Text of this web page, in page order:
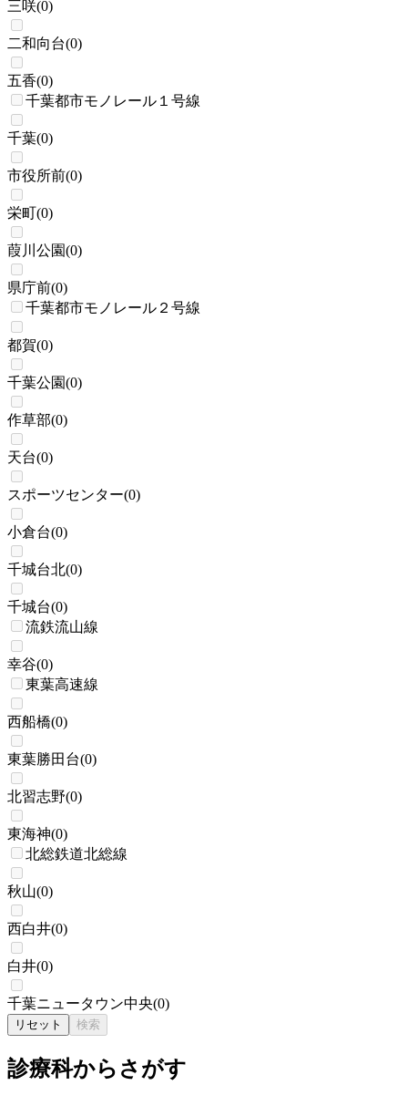
三咲(0)
二和向台(0)
五香(0)
千葉都市モノレール１号線
千葉(0)
市役所前(0)
栄町(0)
葭川公園(0)
県庁前(0)
千葉都市モノレール２号線
都賀(0)
千葉公園(0)
作草部(0)
天台(0)
スポーツセンター(0)
小倉台(0)
千城台北(0)
千城台(0)
流鉄流山線
幸谷(0)
東葉高速線
西船橋(0)
東葉勝田台(0)
北習志野(0)
東海神(0)
北総鉄道北総線
秋山(0)
西白井(0)
白井(0)
千葉ニュータウン中央(0)
リセット 検索
診療科からさがす